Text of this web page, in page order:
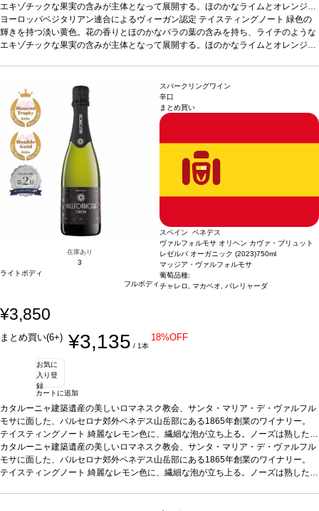
エキゾチックな果実の含みが主体となって展開する。ほのかなライムとオレンジの
皮を持つ魅力的な酸味を示す。ミュスカの香りの凝縮度はパレリャーダのフィネス
により和らげられる。パレリャーダはほのかな甘さを持ち、フレッシュさが強調さ
れ、葡萄を食しているような官能的な感覚を与える。この特徴あるワインは個人の
葡萄品種
凝縮したフローラルとトロピカルフルーツのアロマが
広がる。口に含むと素晴らしく心地よく、しっかりとしたストラクチャーを感じ、
長く甘い余韻のフィニッシュが続く。
認証 CCPAE
場合、在庫があり価格が同様の場合は自動的に次のヴィンテージに変更されます、
ご了承ください。
ヨーロッパベジタリアン連合によるヴィーガン認定 テイスティングノート 緑色の
輝きを持つ淡い黄色。花の香りとほのかなバラの葉の含みを持ち、ライチのような
エキゾチックな果実の含みが主体となって展開する。ほのかなライムとオレンジの
れ、葡萄を食しているような官能的な感覚を与える。この特徴あるワインは個人の
体験によりそれぞれ定義される。ワイン愛好家にとって魅了的な一本。
魚介類の前菜、アボカドと海老、サーモン、生ハムメロン、家きん、パテ、フォア
グラなどと好相性
葡萄品種
凝縮したフローラルとトロピカルフルーツのアロマが
広がる。口に含むと素晴らしく心地よく、しっかりとしたストラクチャーを感じ、
長く甘い余韻のフィニッシュが続く。
場合、在庫があり価格が同様の場合は自動的に次のヴィンテージに変更されます、
ご了承ください。
在庫あり
3
ライトボディ
フルボディ
スパークリングワイン
辛口
まとめ買い
スペイン ペネデス
ヴァルフォルモサ オリヘン カヴァ・ブリュット
レゼルバ オーガニック (2023)750ml
マッジア・ヴァルフォルモサ
葡萄品種:
チャレロ, マカベオ, パレリャーダ
¥3,850
まとめ買い(6+) ¥3,135 / 1本
18%OFF
お気に
入り登
録
カートに追加
カタルーニャ建築遺産の美しいロマネスク教会、サンタ・マリア・デ・ヴァルフル
モサに面した、バルセロナ郊外ペネデス山岳部にある1865年創業のワイナリー。
テイスティングノート 綺麗なレモン色に、繊細な泡が立ち上る。ノーズは熟した白
果実（黄色リンゴ）を示し、熟成によるアーモンドのニュアンスと絡み合う。口に
含むと、心地よい滑らかさが広がり、熟した果実味を感じる。柔らかいナッツやペ
イストリーが表れ、エレガントで長い余韻のフィニッシュへと導かれる。合う料理
カタルーニャ建築遺産の美しいロマネスク教会、サンタ・マリア・デ・ヴァルフル
モサに面した、バルセロナ郊外ペネデス山岳部にある1865年創業のワイナリー。
テイスティングノート 綺麗なレモン色に、繊細な泡が立ち上る。ノーズは熟した白